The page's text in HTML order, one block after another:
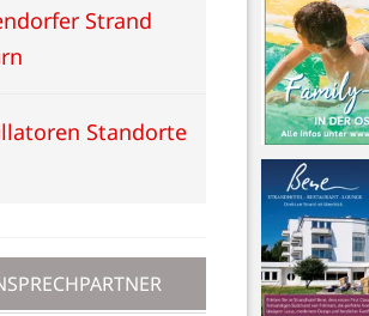
Strand
Standorte